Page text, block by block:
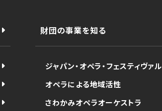
財団の事業を知る
ジャパン・オペラ・フェスティヴァル
オペラによる地域活性
さわかみオペラオーケストラ